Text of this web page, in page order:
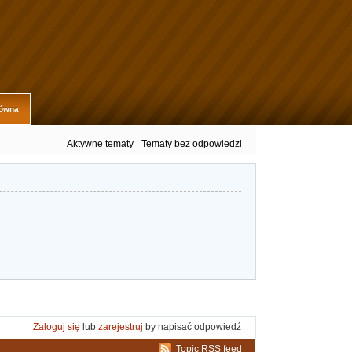
Aktywne tematy Tematy bez odpowiedzi
Zaloguj się lub zarejestruj by napisać odpowiedź
Topic RSS feed